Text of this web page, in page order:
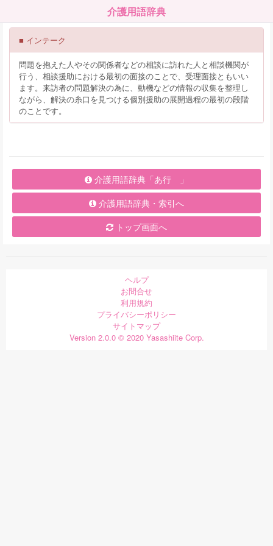
介護用語辞典
■ インテーク
問題を抱えた人やその関係者などの相談に訪れた人と相談機関が
行う、相談援助における最初の面接のことで、受理面接ともいい
ます。来訪者の問題解決の為に、動機などの情報の収集を整理し
ながら、解決の糸口を見つける個別援助の展開過程の最初の段階
のことです。
介護用語辞典「あ行 」
介護用語辞典・索引へ
トップ画面へ
ヘルプ
お問合せ
利用規約
プライバシーポリシー
サイトマップ
Version 2.0.0 © 2020 Yasashiite Corp.